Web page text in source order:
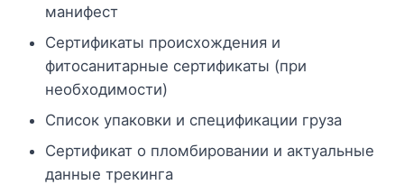
манифест
Сертификаты происхождения и
фитосанитарные сертификаты (при
необходимости)
Список упаковки и спецификации груза
Сертификат о пломбировании и актуальные
данные трекинга